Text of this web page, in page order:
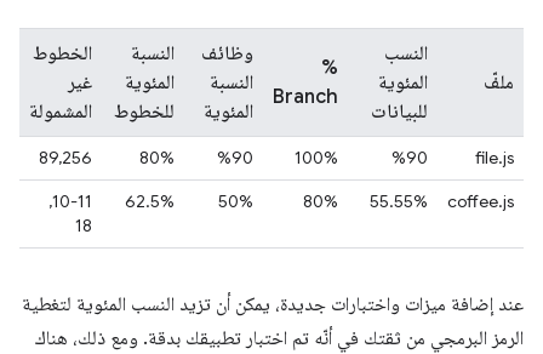
ملفّ
النسب
المئوية
للبيانات
%
Branch
وظائف
النسبة
المئوية
النسبة
المئوية
للخطوط
الخطوط
غير
المشمولة
file.js
90‎%
100%
90‎%
80%
89,256
coffee.js
‎55.55%
80%
‎50%
‫62.5%
10-11,
18
عند إضافة ميزات واختبارات جديدة، يمكن أن تزيد النسب المئوية لتغطية
الرمز البرمجي من ثقتك في أنّه تم اختبار تطبيقك بدقة. ومع ذلك، هناك